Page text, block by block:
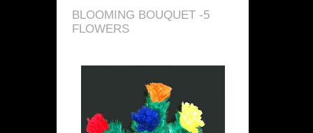
BLOOMING BOUQUET -5
FLOWERS